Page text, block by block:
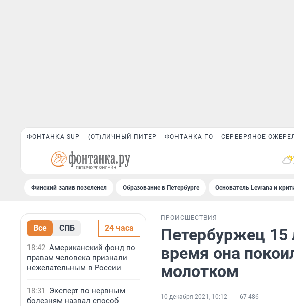
ФОНТАНКА SUP (ОТ)ЛИЧНЫЙ ПИТЕР ФОНТАНКА ГО СЕРЕБРЯНОЕ
Финский залив позеленел Образование в Петербурге Основатель Levrana и
Все СПБ 24 часа
18:42 Американский фонд по
правам человека признали
нежелательным в России
18:31
Эксперт по нервным
болезням назвал способ
ПРОИСШЕСТВИЯ
Петербуржец 15
время она
молотком
10 декабря 2021, 10:12 67 486